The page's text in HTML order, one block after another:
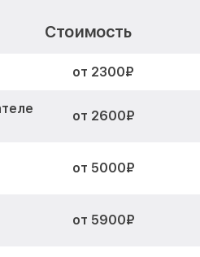
Стоимость
от 2300₽
от 2600₽
от 5000₽
от 5900₽